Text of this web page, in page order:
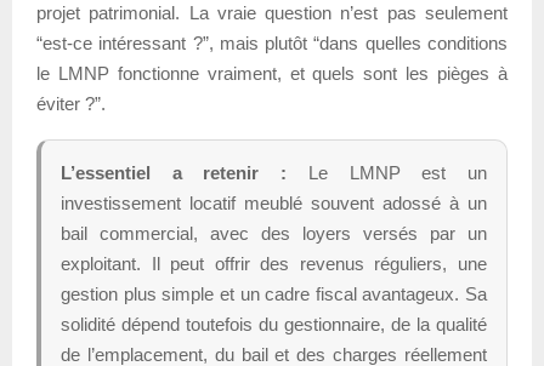
projet patrimonial. La vraie question n’est pas seulement
“est-ce intéressant ?”, mais plutôt “dans quelles conditions
le LMNP fonctionne vraiment, et quels sont les pièges à
éviter ?”.
L’essentiel a retenir : Le LMNP est un
investissement locatif meublé souvent adossé à un
bail commercial, avec des loyers versés par un
exploitant. Il peut offrir des revenus réguliers, une
gestion plus simple et un cadre fiscal avantageux. Sa
solidité dépend toutefois du gestionnaire, de la qualité
de l’emplacement, du bail et des charges réellement